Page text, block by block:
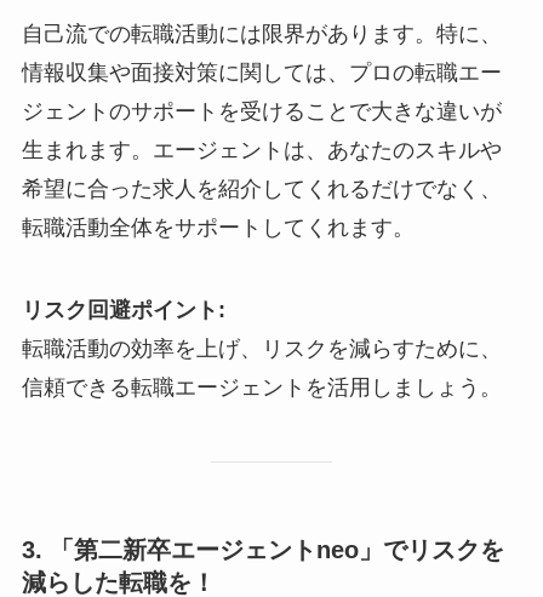
自己流での転職活動には限界があります。特に、
情報収集や面接対策に関しては、プロの転職エー
ジェントのサポートを受けることで大きな違いが
生まれます。エージェントは、あなたのスキルや
希望に合った求人を紹介してくれるだけでなく、
転職活動全体をサポートしてくれます。
リスク回避ポイント:
転職活動の効率を上げ、リスクを減らすために、
信頼できる転職エージェントを活用しましょう。
3. 「第二新卒エージェントneo」でリスクを
減らした転職を！